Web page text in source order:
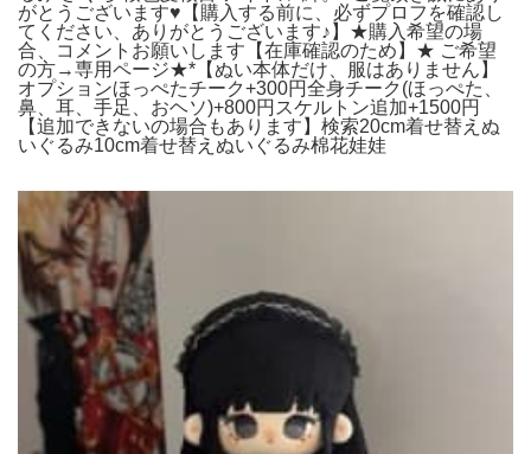
がとうございます♥【購入する前に、必ずプロフを確認し
てください、ありがとうございます♪】★購入希望の場
合、コメントお願いします【在庫確認のため】★ ご希望
の方→専用ページ★*【ぬい本体だけ、服はありません】
オプションほっぺたチーク+300円全身チーク(ほっぺた、
鼻、耳、手足、おヘソ)+800円スケルトン追加+1500円
【追加できないの場合もあります】検索20cm着せ替えぬ
いぐるみ10cm着せ替えぬいぐるみ棉花娃娃